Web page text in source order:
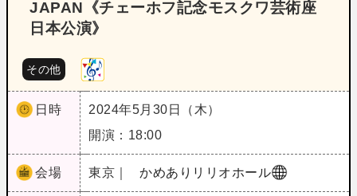
JAPAN《チェーホフ記念モスクワ芸術座
日本公演》
その他
日時
2024年5月30日（木）
開演：18:00
会場 東京｜ かめありリリオホール